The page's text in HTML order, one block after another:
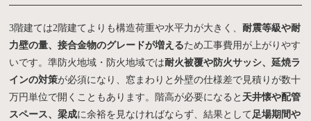
3階建ては2階建てよりも構造荷重や水平力が大きく、 耐震等級や耐
力壁の量、接合金物のグレードが増えるため工事費用が上がりやす
いです。準防火地域・防火地域では耐火被覆や防火サッシ、延焼ラ
インの対策が必須になり、窓まわりと外壁の仕様差で見積りが数十
万円単位で開くこともあります。階高が必要になると 天井懐や配管
スペース、梁成に余裕を見なければならず、結果として 足場期間や